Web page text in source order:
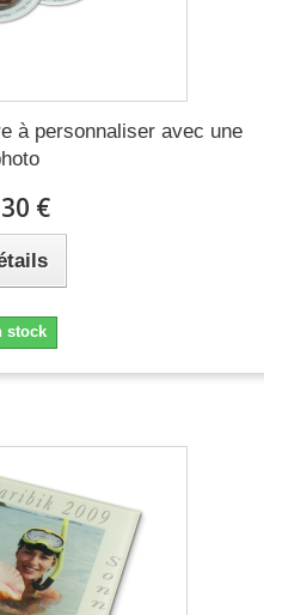
à personnaliser avec une
€
stock